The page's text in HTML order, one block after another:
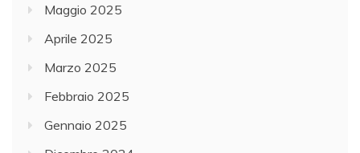
Maggio 2025
Aprile 2025
Marzo 2025
Febbraio 2025
Gennaio 2025